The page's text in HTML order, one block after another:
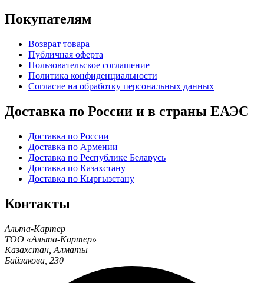
Покупателям
Возврат товара
Публичная оферта
Пользовательское соглашение
Политика конфиденциальности
Согласие на обработку персональных данных
Доставка по России и в страны ЕАЭС
Доставка по России
Доставка по Армении
Доставка по Республике Беларусь
Доставка по Казахстану
Доставка по Кыргызстану
Контакты
Альта-Картер
ТОО «Альта-Картер»
Казахстан Алматы
Байзакова, 230